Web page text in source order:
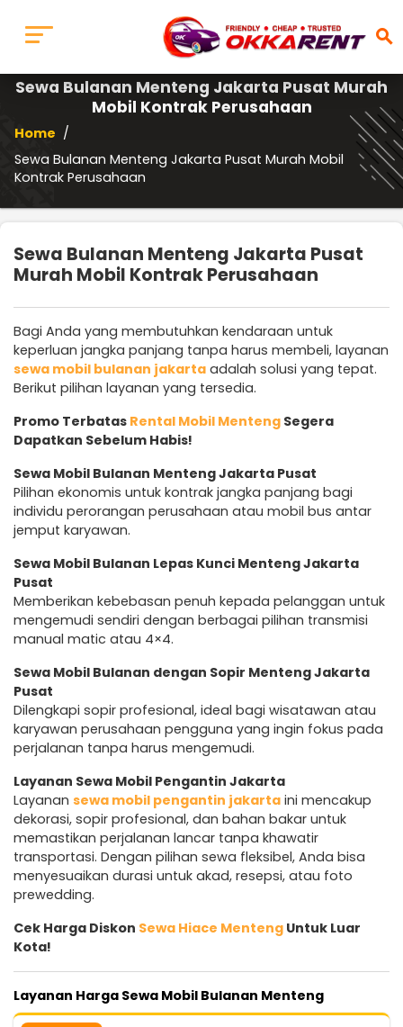
search
Sewa Bulanan Menteng Jakarta Pusat Murah
Mobil Kontrak Perusahaan
Home /
Sewa Bulanan Menteng Jakarta Pusat Murah Mobil
Kontrak Perusahaan
Sewa Bulanan Menteng Jakarta Pusat
Murah Mobil Kontrak Perusahaan
Bagi Anda yang membutuhkan kendaraan untuk
keperluan jangka panjang tanpa harus membeli, layanan
sewa mobil bulanan jakarta adalah solusi yang tepat.
Berikut pilihan layanan yang tersedia.
Promo Terbatas Rental Mobil Menteng Segera
Dapatkan Sebelum Habis!
Sewa Mobil Bulanan Menteng Jakarta Pusat
Pilihan ekonomis untuk kontrak jangka panjang bagi
individu perorangan perusahaan atau mobil bus antar
jemput karyawan.
Sewa Mobil Bulanan Lepas Kunci Menteng Jakarta
Pusat
Memberikan kebebasan penuh kepada pelanggan untuk
mengemudi sendiri dengan berbagai pilihan transmisi
manual matic atau 4×4.
Sewa Mobil Bulanan dengan Sopir Menteng Jakarta
Pusat
Dilengkapi sopir profesional, ideal bagi wisatawan atau
karyawan perusahaan pengguna yang ingin fokus pada
perjalanan tanpa harus mengemudi.
Layanan Sewa Mobil Pengantin Jakarta
Layanan sewa mobil pengantin jakarta ini mencakup
dekorasi, sopir profesional, dan bahan bakar untuk
memastikan perjalanan lancar tanpa khawatir
transportasi. Dengan pilihan sewa fleksibel, Anda bisa
menyesuaikan durasi untuk akad, resepsi, atau foto
prewedding.
Cek Harga Diskon Sewa Hiace Menteng Untuk Luar
Kota!
Layanan Harga Sewa Mobil Bulanan Menteng